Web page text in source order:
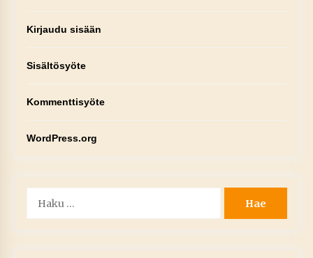
Kirjaudu sisään
Sisältösyöte
Kommenttisyöte
WordPress.org